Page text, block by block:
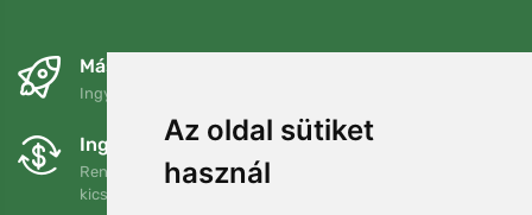
Az oldal sütiket
használ
Másnapra és ingyenesen
Ingyenes szállítás a következő összeg felett: 80 EUR
Ingyenes csere és visszaküldés
Rendelését 90 napon belül bármikor visszaküldheti vagy
kicserélheti.